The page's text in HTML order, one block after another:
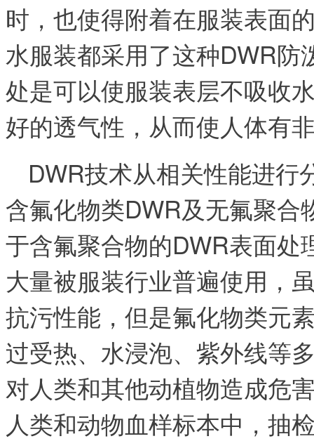
时，也使得附着在服装表面
水服装都采用了这种DWR
处是可以使服装表层不吸收
好的透气性，从而使人体有
DWR技术从相关性能进行
含氟化物类DWR及无氟聚
于含氟聚合物的DWR表面
大量被服装行业普遍使用，
抗污性能，但是氟化物类元
过受热、水浸泡、紫外线等
对人类和其他动植物造成危
人类和动物血样标本中，抽